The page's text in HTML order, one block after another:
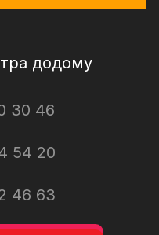
додому
30 46
54 20
46 63